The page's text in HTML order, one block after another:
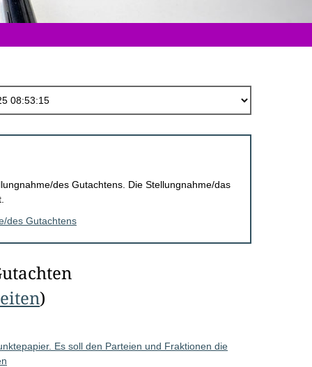
des Gutachtens. Die Stellungnahme/das
des Gutachtens
)
Es soll den Parteien und Fraktionen die